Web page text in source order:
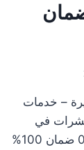
ضمان
– خدمات
في
0553690604 ضمان 100%